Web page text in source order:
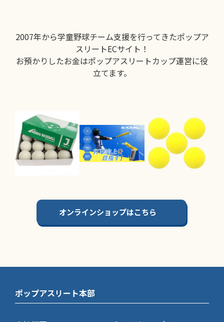
2007年から学童野球チーム支援を行ってきたポップア
スリートECサイト！
お預かりしたお金はポップアスリートカップ運営に役
立てます。
オンラインショップはこちら
ポップアスリート本部